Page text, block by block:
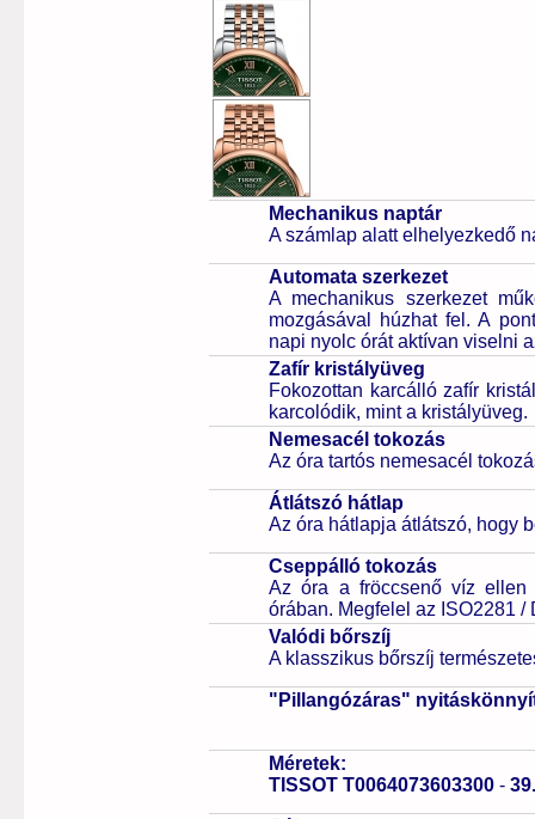
Mechanikus naptár
A számlap alatt elhelyezkedő
Automata szerkezet
A mechanikus szerkezet
mozgásával húzhat fel. A
napi nyolc órát aktívan viselni
Zafír kristályüveg
Fokozottan karcálló zafír
karcolódik, mint a kristályüveg.
Nemesacél tokozás
Az óra tartós nemesacél
Átlátszó hátlap
Az óra hátlapja átlátszó, hogy
Cseppálló tokozás
Az óra a fröccsenő víz ellen
órában. Megfelel az ISO2281
Valódi bőrszíj
A klasszikus bőrszíj
"Pillangózáras"
Méretek:
TISSOT T0064073603300 -